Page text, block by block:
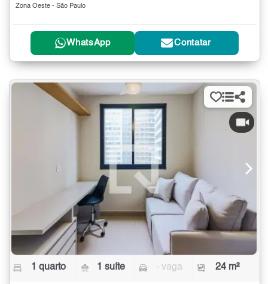
Zona Oeste - São Paulo
WhatsApp Contatar
1 quarto 1 suíte - vaga 24 m²